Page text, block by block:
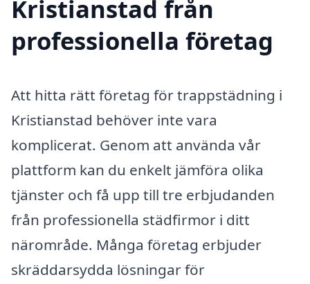
Kristianstad från
professionella företag
Att hitta rätt företag för trappstädning i
Kristianstad behöver inte vara
komplicerat. Genom att använda vår
plattform kan du enkelt jämföra olika
tjänster och få upp till tre erbjudanden
från professionella städfirmor i ditt
närområde. Många företag erbjuder
skräddarsydda lösningar för